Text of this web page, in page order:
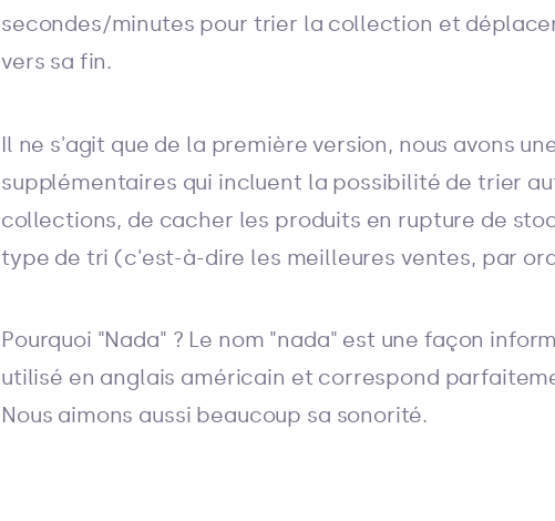
secondes/minutes pour trier la collection et
vers sa fin.
Il ne s'agit que de la première version, nous avons
supplémentaires qui incluent la possibilité de trier
collections, de cacher les produits en rupture de
type de tri (c'est-à-dire les meilleures ventes, par
Pourquoi "Nada" ? Le nom "nada" est une façon
utilisé en anglais américain et correspond
Nous aimons aussi beaucoup sa sonorité.